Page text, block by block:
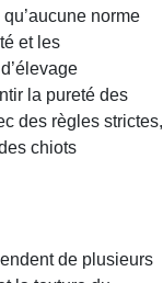
norme
et les
la pureté des
des règles strictes,
chiots
de plusieurs